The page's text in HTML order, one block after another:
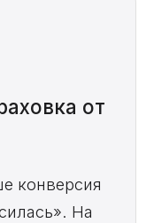
от
конверсия
На